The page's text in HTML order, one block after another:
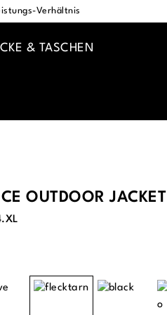
Verhältnis
& TASCHEN
OUTDOOR JACKET